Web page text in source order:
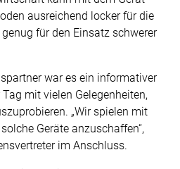
ausreichend locker für die
für den Einsatz schwerer
war es ein informativer
mit vielen Gelegenheiten,
„Wir spielen mit
Geräte anzuschaffen“,
im Anschluss.